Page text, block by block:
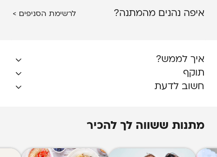
איפה נהנים מהמתנה? לרשימת הסניפים >
איך לממש?
תוקף
חשוב לדעת
והגבלות באתר בית העסק ובכפוף לתנאי התקנון
קבוצות ו/או אירועים-ההטבה אינה מיועדת
מתנות ששווה לך להכיר